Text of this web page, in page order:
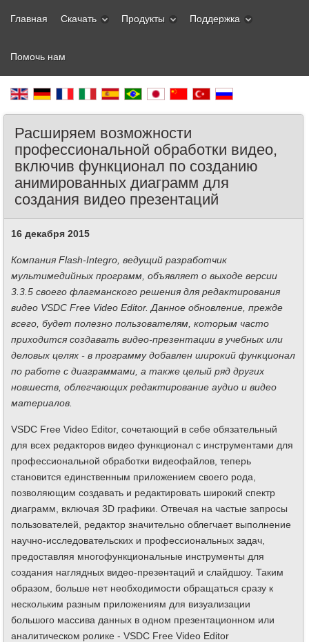
Главная Скачать Продукты Поддержка
Помочь нам
Расширяем возможности
профессиональной обработки видео,
включив функционал по созданию
анимированных диаграмм для
создания видео презентаций
16 декабря 2015
Компания Flash-Integro, ведущий разработчик
мультимедийных программ, объявляет о выходе версии
3.3.5 своего флагманского решения для редактирования
видео VSDC Free Video Editor. Данное обновление, прежде
всего, будет полезно пользователям, которым часто
приходится создавать видео-презентации в учебных или
деловых целях - в программу добавлен широкий функционал
по работе с диаграммами, а также целый ряд других
новшеств, облегчающих редактирование аудио и видео
материалов.
VSDC Free Video Editor, сочетающий в себе обязательный
для всех редакторов видео функционал с инструментами для
профессиональной обработки видеофайлов, теперь
становится единственным приложением своего рода,
позволяющим создавать и редактировать широкий спектр
диаграмм, включая 3D графики. Отвечая на частые запросы
пользователей, редактор значительно облегчает выполнение
научно-исследовательских и профессиональных задач,
предоставляя многофункциональные инструменты для
создания наглядных видео-презентаций и слайдшоу. Таким
образом, больше нет необходимости обращаться сразу к
нескольким разным приложениям для визуализации
большого массива данных в одном презентационном или
аналитическом ролике - VSDC Free Video Editor